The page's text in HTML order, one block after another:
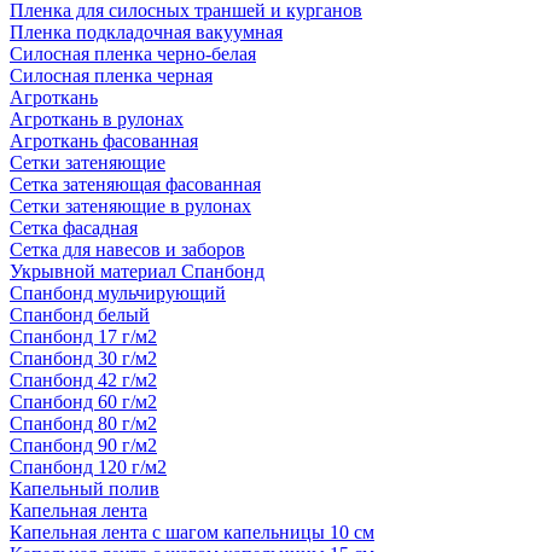
Пленка для силосных траншей и курганов
Пленка подкладочная вакуумная
Силосная пленка черно-белая
Силосная пленка черная
Агроткань
Агроткань в рулонах
Агроткань фасованная
Сетки затеняющие
Сетка затеняющая фасованная
Сетки затеняющие в рулонах
Сетка фасадная
Сетка для навесов и заборов
Укрывной материал Спанбонд
Спанбонд мульчирующий
Спанбонд белый
Спанбонд 17 г/м2
Спанбонд 30 г/м2
Спанбонд 42 г/м2
Спанбонд 60 г/м2
Спанбонд 80 г/м2
Спанбонд 90 г/м2
Спанбонд 120 г/м2
Капельный полив
Капельная лента
Капельная лента с шагом капельницы 10 см